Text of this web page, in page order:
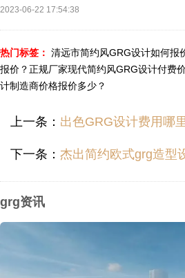
2023-06-22 17:54:38
热门标签： 清远市简约风GRG设计如何报
报价？正规厂家现代简约风GRG设计付费
计制造商价格报价多少？
上一条： 出色GRG设计费用哪
下一条： 杰出简约欧式grg造型设
grg资讯